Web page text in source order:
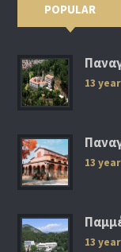
POPULAR
13
13
13